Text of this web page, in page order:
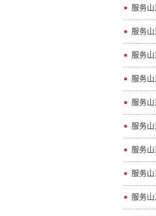
服务
服务
服务
服务
服务
服务
服务
服务
服务